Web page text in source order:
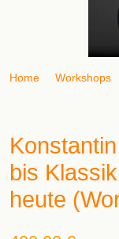
Home
Workshops
bis
heute